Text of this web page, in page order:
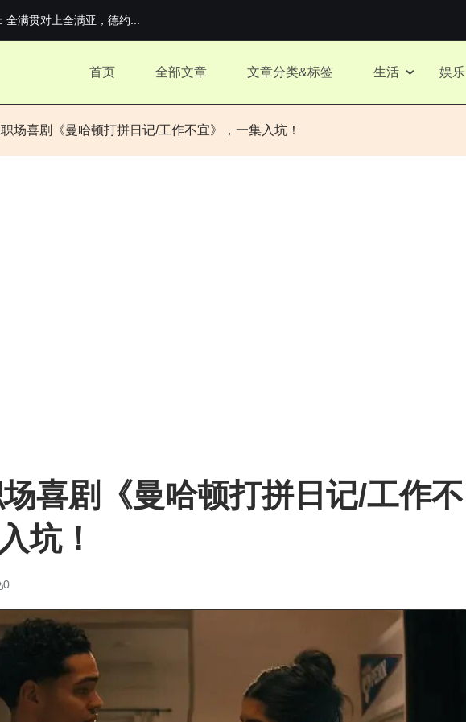
满贯对上全满亚，德约...
》正式上线，官...
满贯对上全满亚，德约...
首页 全部文章 文章分类&标签 生活 娱乐
场喜剧《曼哈顿打拼日记/工作不宜》，一集入坑！
喜剧《曼哈顿打拼日记/工作不
坑！
0